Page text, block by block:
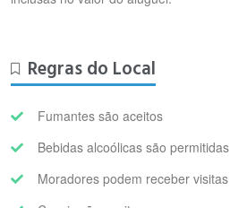
Regras do Local
Fumantes são aceitos
Bebidas alcoólicas são permitidas
Moradores podem receber visitas